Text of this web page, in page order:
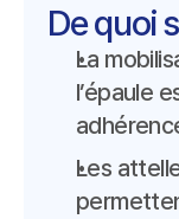
De quoi
La
l’épaule
Les